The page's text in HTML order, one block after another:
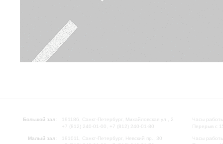
Большой зал:
191186, Санкт-Петербург, Михайловская ул., 2
+7 (812) 240-01-00, +7 (812) 240-01-80
Малый зал:
191011, Санкт-Петербург, Невский пр., 30
Часы
Перерыв с
Часы